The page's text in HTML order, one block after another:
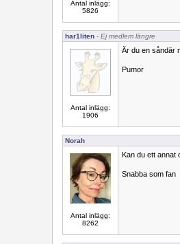
Antal inlägg:
5826
har1liten - Ej medlem längre
Antal inlägg:
1906
Är du en såndär
Pumor
Norah
Antal inlägg:
8262
Kan du ett annat
Snabba som fan